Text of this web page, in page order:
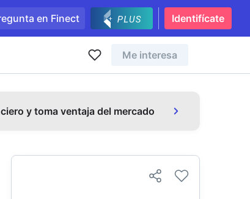
en Finect Identifícate
Me interesa
y toma ventaja del mercado